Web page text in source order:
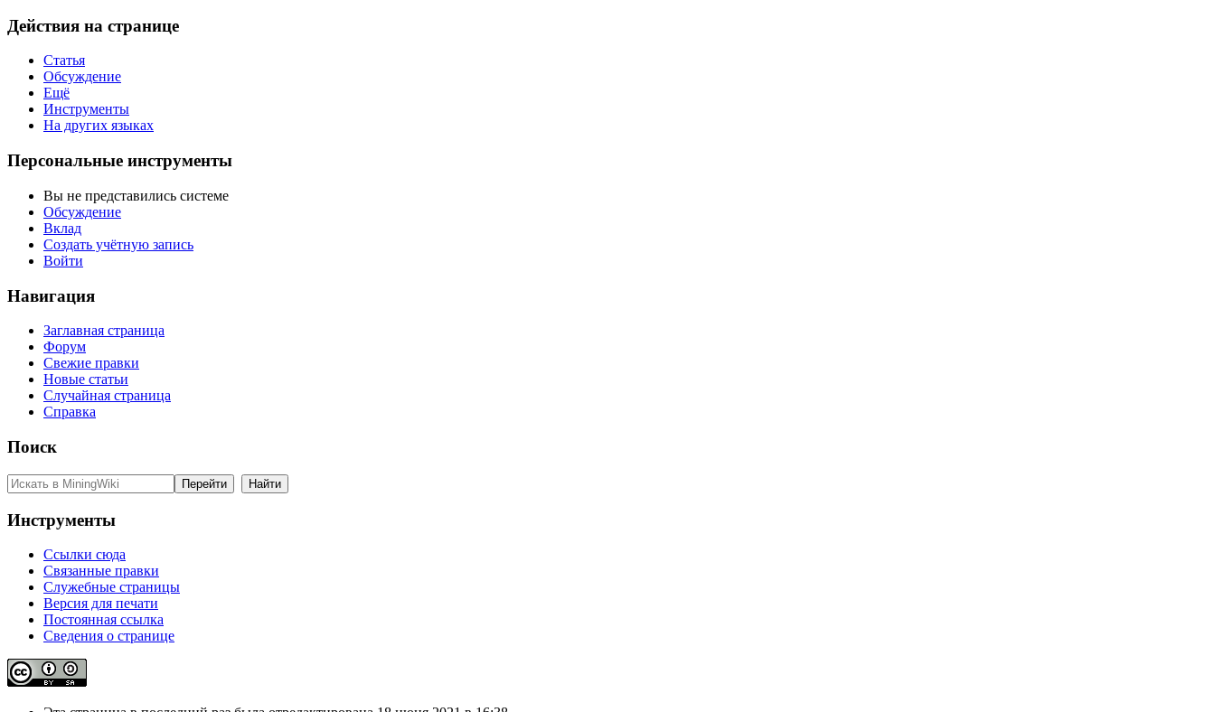
Действия на странице
Статья
Обсуждение
Ещё
Инструменты
На других языках
Персональные инструменты
Вы не представились системе
Обсуждение
Вклад
Создать учётную запись
Войти
Навигация
Заглавная страница
Форум
Свежие правки
Новые статьи
Случайная страница
Справка
Поиск
Инструменты
Ссылки сюда
Связанные правки
Служебные страницы
Версия для печати
Постоянная ссылка
Сведения о странице